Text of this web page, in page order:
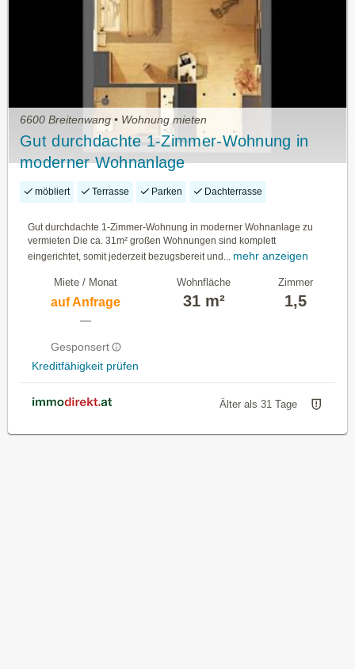
6600 Breitenwang • Wohnung mieten
Gut durchdachte 1-Zimmer-Wohnung in
moderner Wohnanlage
möbliert Terrasse Parken Dachterrasse
Gut durchdachte 1-Zimmer-Wohnung in moderner Wohnanlage zu
vermieten Die ca. 31m² großen Wohnungen sind komplett
eingerichtet, somit jederzeit bezugsbereit und... mehr anzeigen
Miete / Monat
auf Anfrage
—
Gesponsert
Kreditfähigkeit prüfen
Wohnfläche
31 m²
Zimmer
1,5
Älter als 31 Tage